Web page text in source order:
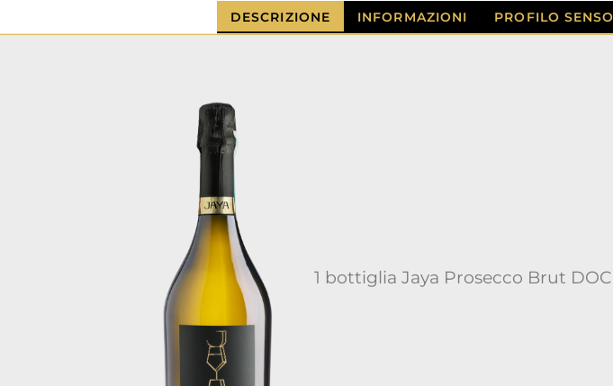
DESCRIZIONE INFORMAZIONI PROFILO
1 bottiglia Jaya Prosecco Brut